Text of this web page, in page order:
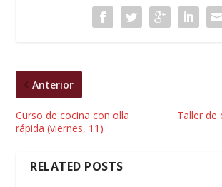
Anterior
Curso de cocina con olla
rápida (viernes, 11)
Taller de
RELATED POSTS